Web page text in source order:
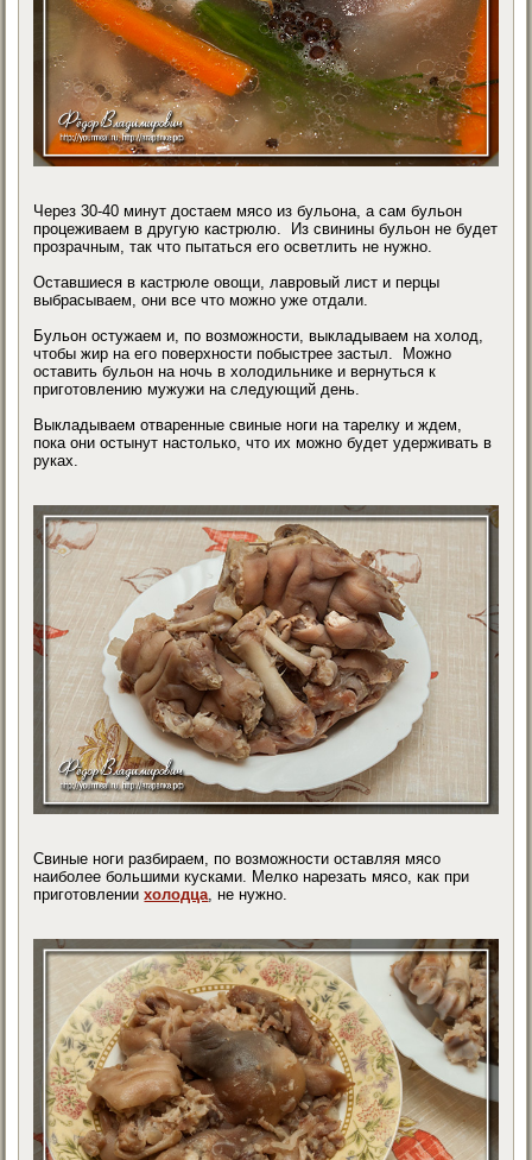
Через 30-40 минут достаем мясо из бульона, а сам бульон
процеживаем в другую кастрюлю. Из свинины бульон не будет
прозрачным, так что пытаться его осветлить не нужно.
Оставшиеся в кастрюле овощи, лавровый лист и перцы
выбрасываем, они все что можно уже отдали.
Бульон остужаем и, по возможности, выкладываем на холод,
чтобы жир на его поверхности побыстрее застыл. Можно
оставить бульон на ночь в холодильнике и вернуться к
приготовлению мужужи на следующий день.
Выкладываем отваренные свиные ноги на тарелку и ждем,
пока они остынут настолько, что их можно будет удерживать в
руках.
Свиные ноги разбираем, по возможности оставляя мясо
наиболее большими кусками. Мелко нарезать мясо, как при
приготовлениихолодца, не нужно.